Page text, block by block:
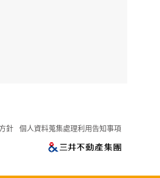
針 個人資料蒐集處理利用告知事項